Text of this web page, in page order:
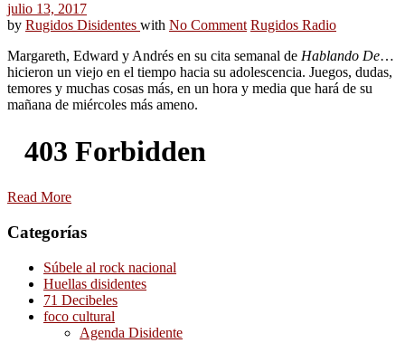
julio 13, 2017
by Rugidos Disidentes with No Comment Rugidos Radio
Margareth, Edward y Andrés en su cita semanal de Hablando De…
hicieron un viejo en el tiempo hacia su adolescencia. Juegos, dudas,
temores y muchas cosas más, en un hora y media que hará de su
mañana de miércoles más ameno.
Read More
Categorías
Súbele al rock nacional
Huellas disidentes
71 Decibeles
foco cultural
Agenda Disidente